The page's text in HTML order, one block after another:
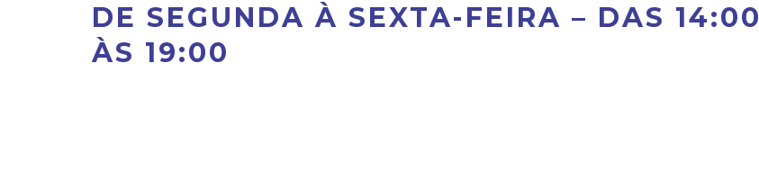
DE SEGUNDA À SEXTA-FEIRA – DAS 14:00
ÀS 19:00